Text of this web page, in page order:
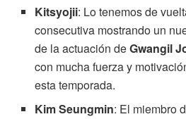
Kitsyojii: Lo tenemos de
consecutiva mostrando un
de la actuación deGwangil
con mucha fuerza y
esta temporada.
Kim Seungmin: El miembro